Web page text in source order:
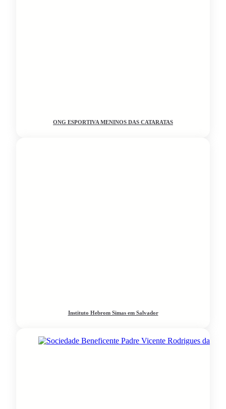
ONG ESPORTIVA MENINOS DAS CATARATAS
Instituto Hebrom Simas em Salvador